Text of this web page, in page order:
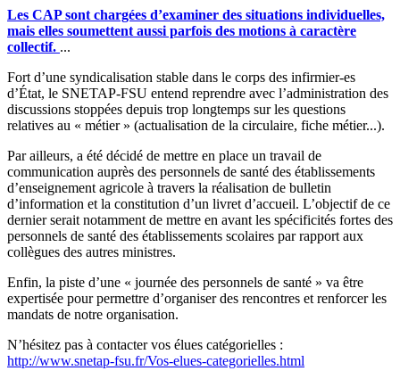
Les CAP sont chargées d’examiner des situations individuelles,
mais elles soumettent aussi parfois des motions à caractère
collectif. ...
Fort d’une syndicalisation stable dans le corps des infirmier-es
d’État, le SNETAP-FSU entend reprendre avec l’administration des
discussions stoppées depuis trop longtemps sur les questions
relatives au « métier » (actualisation de la circulaire, fiche métier...).
Par ailleurs, a été décidé de mettre en place un travail de
communication auprès des personnels de santé des établissements
d’enseignement agricole à travers la réalisation de bulletin
d’information et la constitution d’un livret d’accueil. L’objectif de ce
dernier serait notamment de mettre en avant les spécificités fortes des
personnels de santé des établissements scolaires par rapport aux
collègues des autres ministres.
Enfin, la piste d’une « journée des personnels de santé » va être
expertisée pour permettre d’organiser des rencontres et renforcer les
mandats de notre organisation.
N’hésitez pas à contacter vos élues catégorielles :
http://www.snetap-fsu.fr/Vos-elues-categorielles.html